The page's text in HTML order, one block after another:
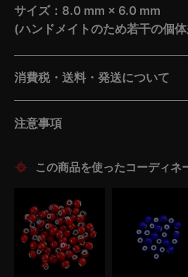
サイズ：8.0 mm × 6.0 mm
(ハンドメイトのため若干の個
消費税・送料・発送について
注意事項
この商品を使ったコーディネ